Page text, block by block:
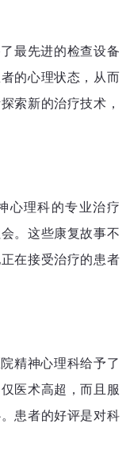
最先进的检查设备
的心理状态，从而
索新的治疗技术，
心理科的专业治疗
。这些康复故事不
在接受治疗的患者
精神心理科给予了
医术高超，而且服
患者的好评是对科